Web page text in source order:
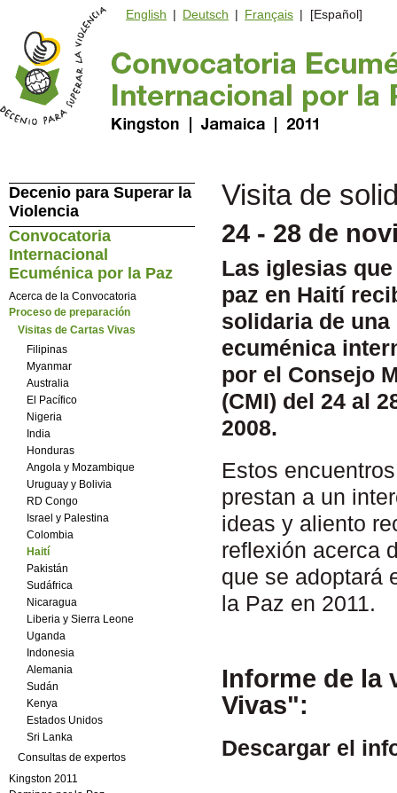
English | Deutsch | Français | [Español]
Visita de
24 - 28 de
Las iglesias
paz en Haití
solidaria de
ecuménica
por el Consejo
(CMI) del 24 al
2008.
Estos
prestan a un
ideas y aliento
reflexión acerca
que se adoptará
la Paz en 2011.
Informe de la
Vivas":
Descargar el
Decenio para Superar la
Violencia
Convocatoria
Internacional
Ecuménica por la Paz
Acerca de la Convocatoria
Proceso de preparación
Visitas de Cartas Vivas
Filipinas
Myanmar
Australia
El Pacífico
Nigeria
India
Honduras
Angola y Mozambique
Uruguay y Bolivia
RD Congo
Israel y Palestina
Colombia
Haití
Pakistán
Sudáfrica
Nicaragua
Liberia y Sierra Leone
Uganda
Indonesia
Alemania
Sudán
Kenya
Estados Unidos
Sri Lanka
Consultas de expertos
Kingston 2011